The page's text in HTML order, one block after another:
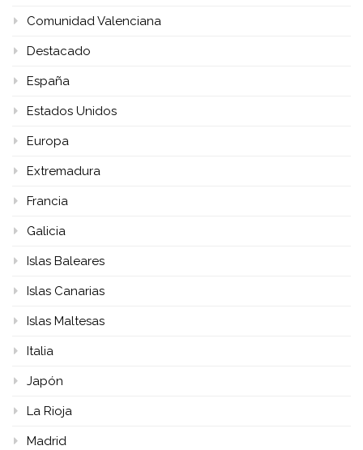
Comunidad Valenciana
Destacado
España
Estados Unidos
Europa
Extremadura
Francia
Galicia
Islas Baleares
Islas Canarias
Islas Maltesas
Italia
Japón
La Rioja
Madrid